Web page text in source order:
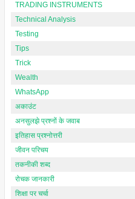
TRADING INSTRUMENTS
Technical Analysis
Testing
Tips
Trick
Wealth
WhatsApp
अकाउंट
अनसुलझे प्रश्नों के जवाब
इतिहास प्रश्नोत्तरी
जीवन परिचय
तकनीकी शब्द
रोचक जानकारी
शिक्षा पर चर्चा